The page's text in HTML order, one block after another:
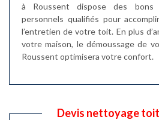
à Roussent dispose des bons
personnels qualifiés pour
l’entretien de votre toit. En plus
votre maison, le démoussage de
Roussent optimisera votre confort.
Devis nettoyage